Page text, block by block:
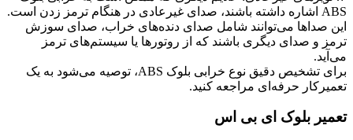
ABS اشاره داشته باشند، صدای غیرعادی در هنگام ترمز زدن است.
این صداها می‌توانند شامل صدای دنده‌های خراب، صدای سوزش
ترمز و صدای دیگری باشند که از روتورها یا سیستم‌های ترمز
می‌آید.
برای تشخیص دقیق نوع خرابی بلوک ABS، توصیه می‌شود به یک
تعمیرکار حرفه‌ای مراجعه کنید.
تعمیر بلوک ای بی اس